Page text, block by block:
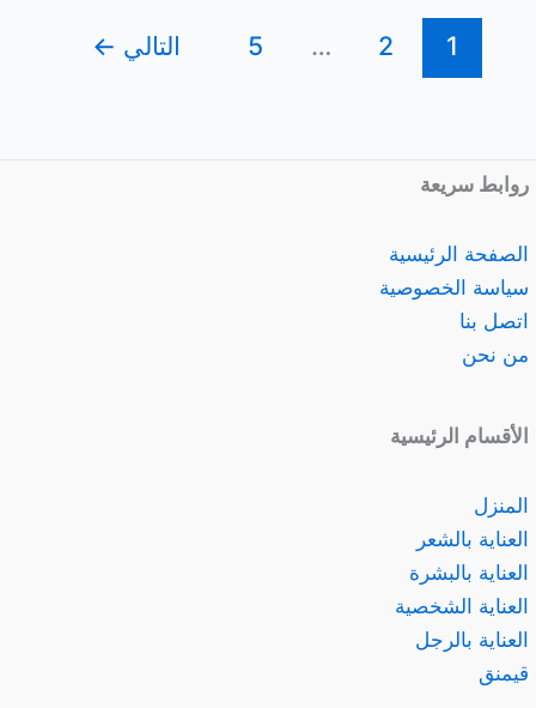
الضغط
الزئبقي
لمتابعة
1
2
…
5 التالي ←
روابط سريعة
الصفحة الرئيسية
سياسة الخصوصية
اتصل بنا
من نحن
الأقسام الرئيسية
المنزل
العناية بالشعر
العناية بالبشرة
العناية الشخصية
العناية بالرجل
قيمنق